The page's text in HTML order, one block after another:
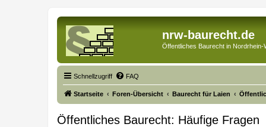
nrw-baurecht.de
Öffentliches Baurecht in Nordrhein-
Schnellzugriff FAQ
Startseite Foren-Übersicht Baurecht für Laien
Öffentliches Baurecht: Häufige Fragen